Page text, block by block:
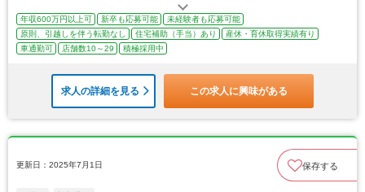
年収600万円以上可 新卒も応募可能
未経験者も応募可能
原則、引越しを伴う転勤なし
住宅補助（手当）あり
産休・育休取得実績有り
車通勤可
店舗数10～29 積極採用中
求人の詳細を見る この求人に興味がある
更新日：2025年7月1日 保存する